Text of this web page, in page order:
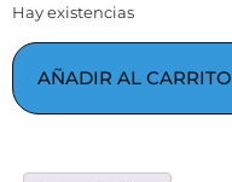
Hay existencias
AÑADIR AL CARRITO